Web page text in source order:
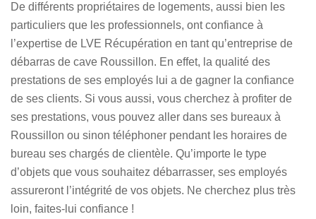
De différents propriétaires de logements, aussi bien les
particuliers que les professionnels, ont confiance à
l’expertise de LVE Récupération en tant qu’entreprise de
débarras de cave Roussillon. En effet, la qualité des
prestations de ses employés lui a de gagner la confiance
de ses clients. Si vous aussi, vous cherchez à profiter de
ses prestations, vous pouvez aller dans ses bureaux à
Roussillon ou sinon téléphoner pendant les horaires de
bureau ses chargés de clientèle. Qu’importe le type
d’objets que vous souhaitez débarrasser, ses employés
assureront l’intégrité de vos objets. Ne cherchez plus très
loin, faites-lui confiance !